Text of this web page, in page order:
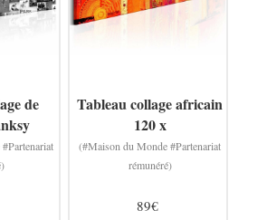
de
Tableau collage africain
120 x
(#Maison du Monde #Partenariat
rémunéré)
89€